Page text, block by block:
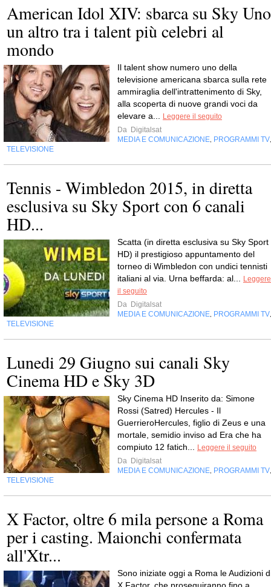
American Idol XIV: sbarca su Sky Uno
un altro tra i talent più celebri al
mondo
Il talent show numero uno della
televisione americana sbarca sulla rete
ammiraglia dell'intrattenimento di Sky,
alla scoperta di nuove grandi voci da
elevare a...
Leggere il seguito
Da Digitalsat
MEDIA E COMUNICAZIONE PROGRAMMI TV
TELEVISIONE
Tennis - Wimbledon 2015, in diretta
esclusiva su Sky Sport con 6 canali
HD...
Scatta (in diretta esclusiva su Sky Sport
HD) il prestigioso appuntamento del
torneo di Wimbledon con undici tennisti
italiani al via. Urna beffarda: al...
Leggere
il seguito
Da Digitalsat
MEDIA E COMUNICAZIONE PROGRAMMI TV
TELEVISIONE
Lunedi 29 Giugno sui canali Sky
Cinema HD e Sky 3D
Sky Cinema HD Inserito da: Simone
Rossi (Satred) Hercules - Il
GuerrieroHercules, figlio di Zeus e una
mortale, semidio inviso ad Era che ha
compiuto 12 fatich...
Leggere il seguito
Da Digitalsat
MEDIA E COMUNICAZIONE PROGRAMMI TV
TELEVISIONE
X Factor, oltre 6 mila persone a Roma
per i casting. Maionchi confermata
all'Xtr...
Sono iniziate oggi a Roma le Audizioni